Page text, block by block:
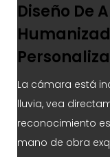
Diseño De
La cámara está
lluvia, vea
reconocimiento
mano de obra